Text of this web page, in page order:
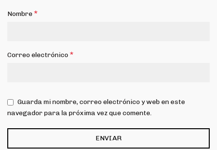
Nombre*
Correo electrónico*
Guarda mi nombre, correo electrónico y web en este
navegador para la próxima vez que comente.